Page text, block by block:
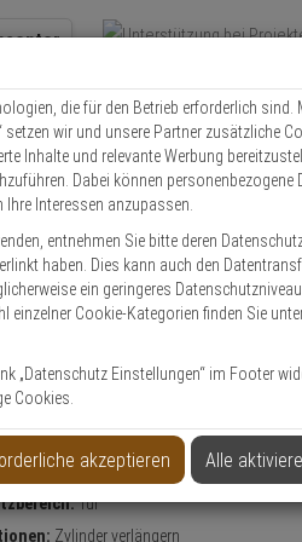
nutzen
Uhr
CLX Zubehör Abus
Verlängerungsset
mit: Seccor CodeLoxx Halbzylinder
Tür
Zylinder verlängern
die für den Betrieb erforderlich sind.
wir und unsere Partner zusätzliche
Inhalte und relevante Werbung
Dabei können personenbezogene
Ihre Interessen anzupassen.
entnehmen Sie bitte deren
haben. Dies kann auch den
ein geringeres Datenschutzniveau
Cookie-Kategorien finden Sie
„Datenschutz Einstellungen“ im Footer
Cookies.
akzeptieren Alle